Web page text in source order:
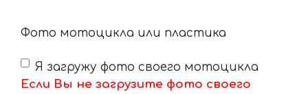
Фото мотоцикла или пластика
Я загружу фото своего мотоцикла
Если Вы не загрузите фото своего